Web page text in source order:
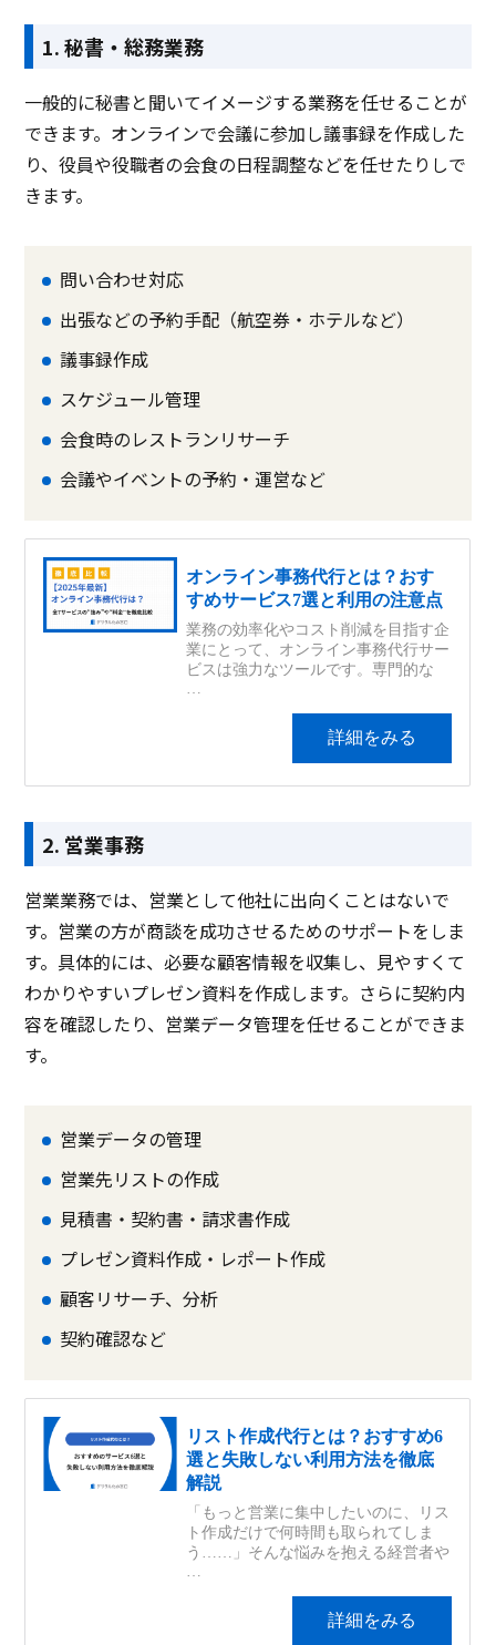
サポート 電話 /
/
1. 秘書・総務業務
一般的に秘書と聞いてイメージする業務を任せることが
できます。オンラインで会議に参加し議事録を作成した
り、役員や役職者の会食の日程調整などを任せたりしで
きます。
問い合わせ対応
出張などの予約手配（航空券・ホテルなど）
議事録作成
スケジュール管理
会食時のレストランリサーチ
会議やイベントの予約・運営など
2. 営業事務
営業業務では、営業として他社に出向くことはないで
す。営業の方が商談を成功させるためのサポートをしま
す。具体的には、必要な顧客情報を収集し、見やすくて
わかりやすいプレゼン資料を作成します。さらに契約内
容を確認したり、営業データ管理を任せることができま
す。
営業データの管理
営業先リストの作成
見積書・契約書・請求書作成
プレゼン資料作成・レポート作成
顧客リサーチ、分析
契約確認など